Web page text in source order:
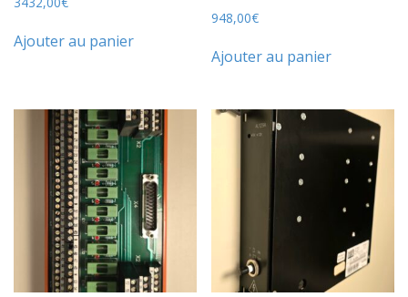
Ajouter au panier
948,00€
Ajouter au panier